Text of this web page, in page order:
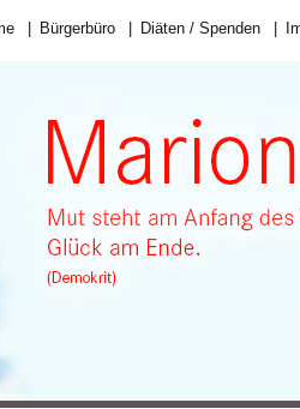
Bürgerbüro Diäten / Spenden